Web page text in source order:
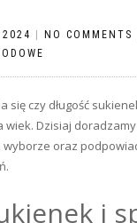
NO COMMENTS
się czy długość
wiek. Dzisiaj
wyborze oraz
i